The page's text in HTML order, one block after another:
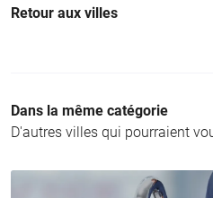
Retour aux villes
Dans la même catégorie
D'autres villes qui pourraient